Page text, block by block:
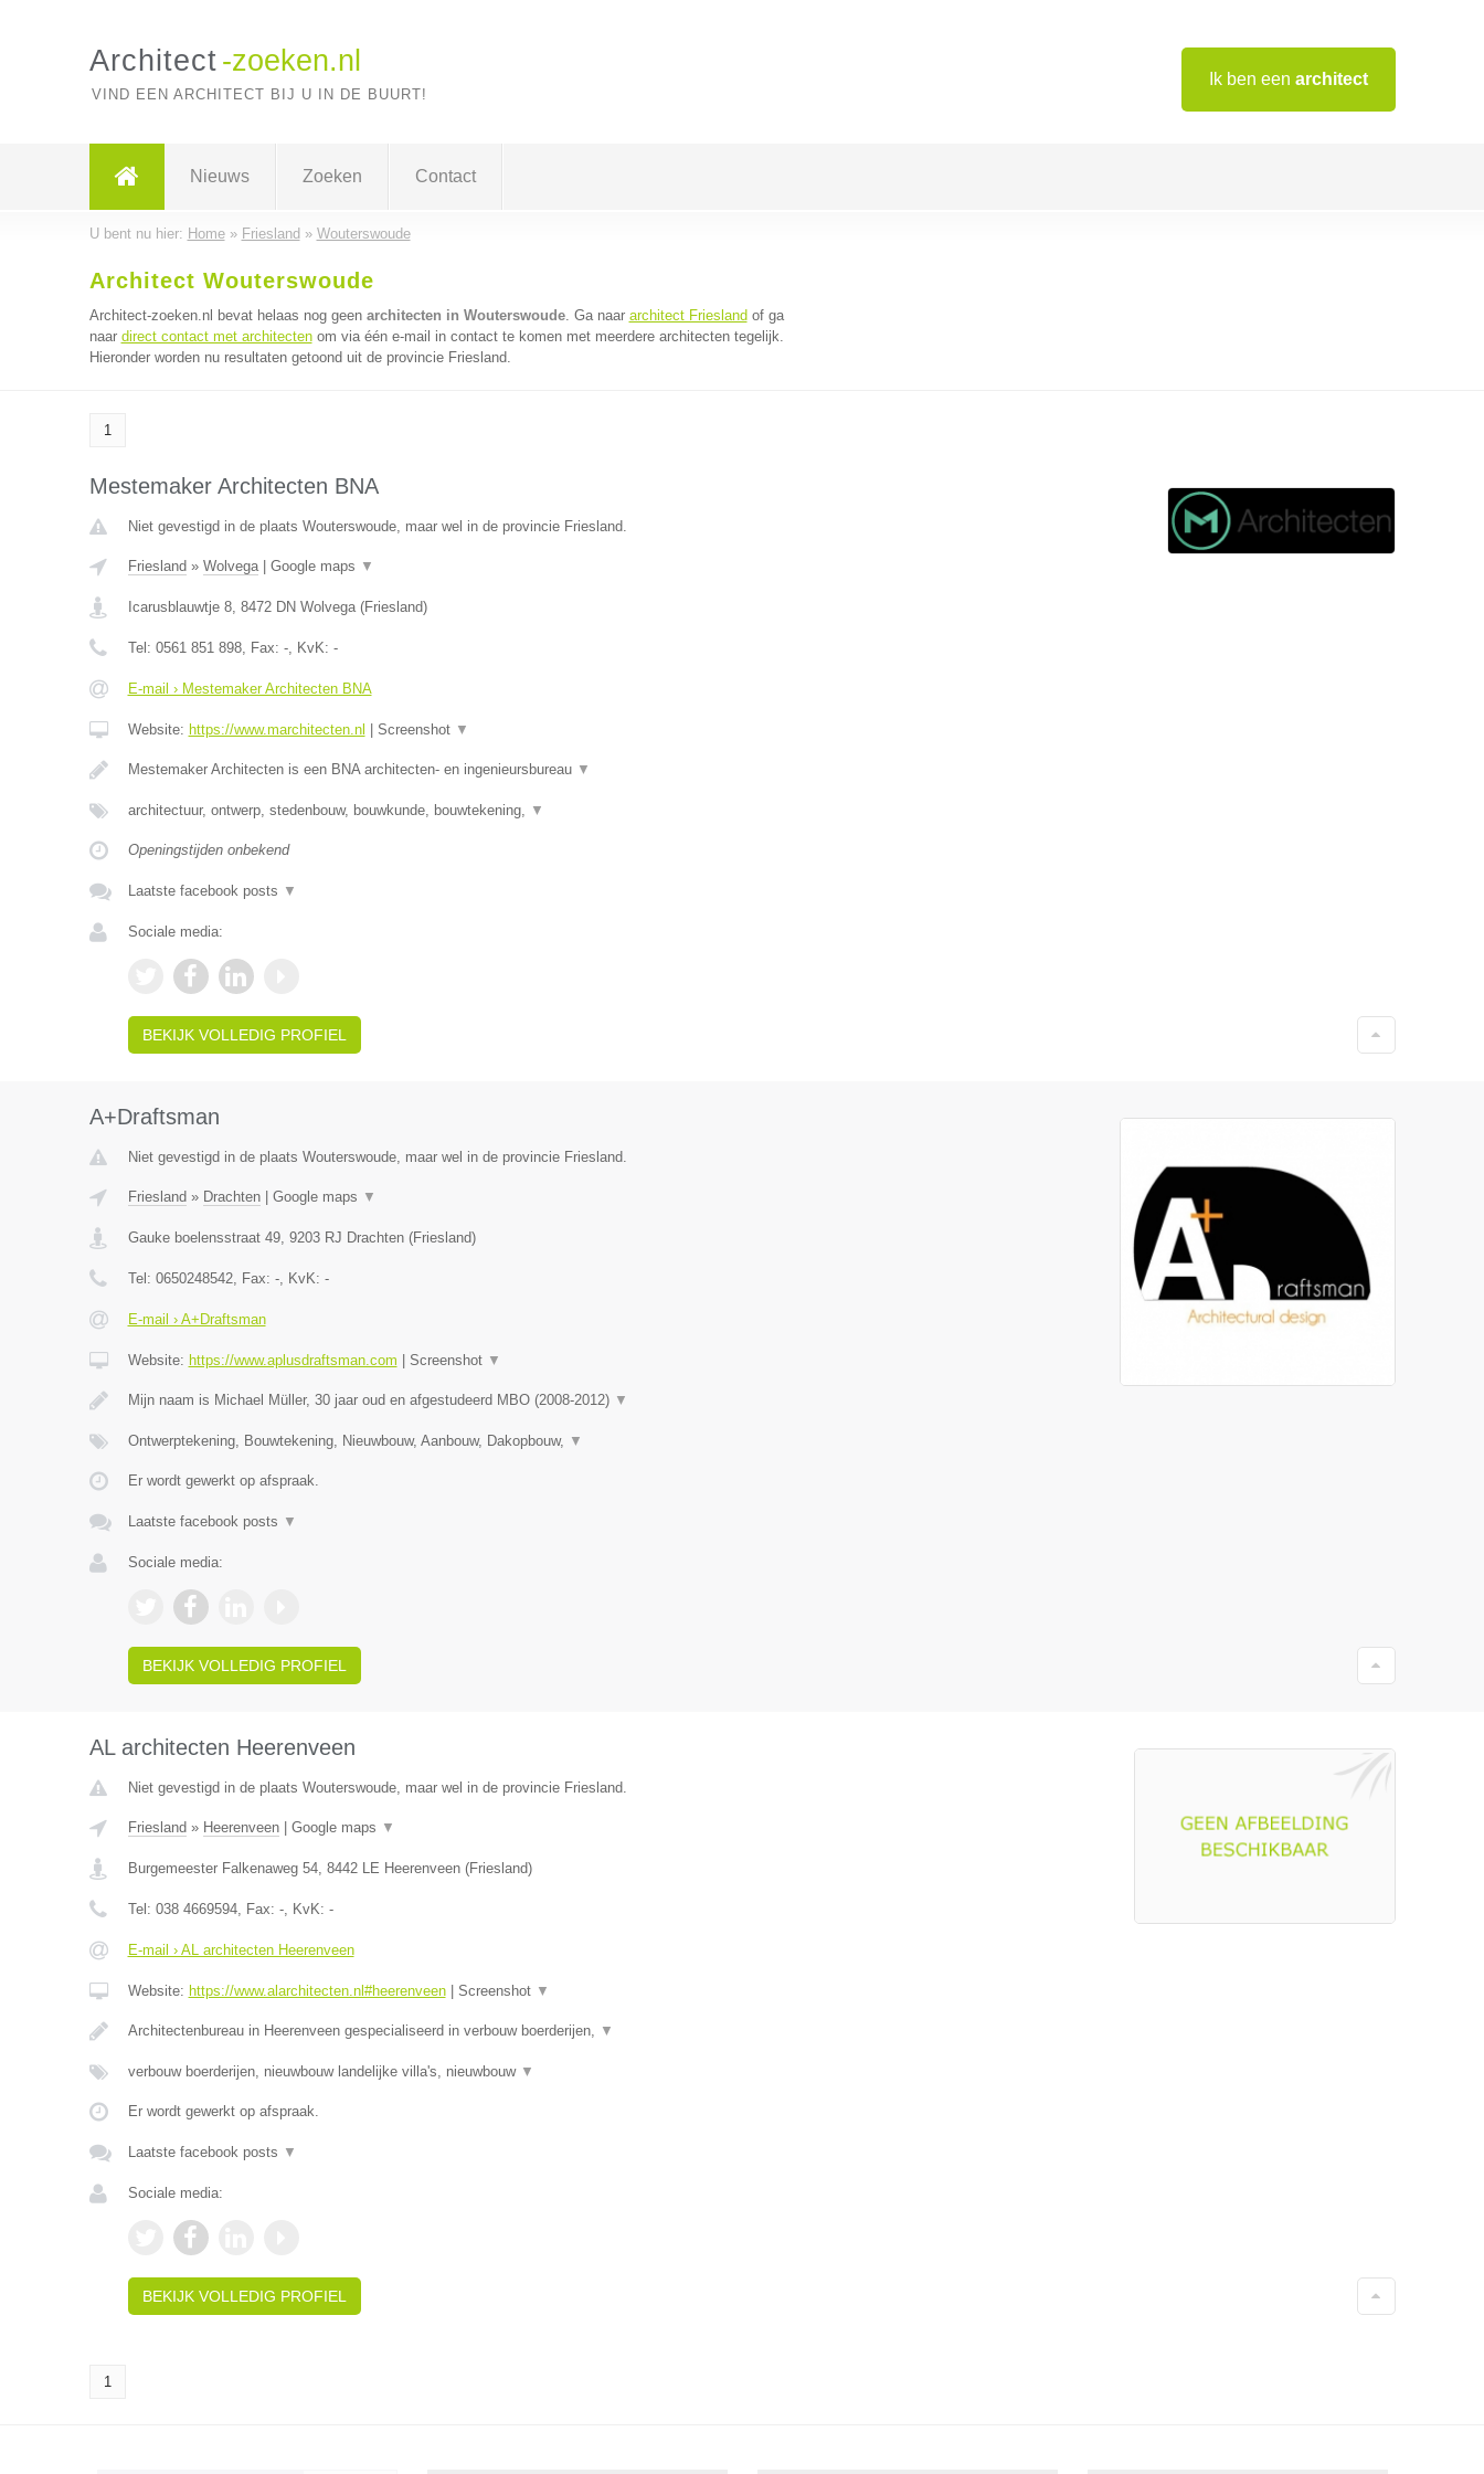
Ik ben een architect
Architect -zoeken.nl
VIND EEN ARCHITECT BIJ U IN DE BUURT!
Nieuws Zoeken Contact
U bent nu hier: Home» Friesland » Wouterswoude
Architect Wouterswoude
Architect-zoeken.nl bevat helaas nog geen architecten in Wouterswoude. Ga naar architect Friesland of ga
naar direct contact met architectenom via één e-mail in contact te komen met meerdere architecten tegelijk.
Hieronder worden nu resultaten getoond uit de provincie Friesland.
1
Mestemaker Architecten BNA
Niet gevestigd in de plaats Wouterswoude, maar wel in de provincie Friesland.
Friesland » Wolvega| Google maps ▼
Icarusblauwtje 8, 8472 DN Wolvega(Friesland)
Tel: 0561 851 898, Fax: -, KvK: -
E-mail › Mestemaker Architecten BNA
Website: https://www.marchitecten.nl Screenshot ▼
Mestemaker Architecten is een BNA architecten- en ingenieursbureau ▼
architectuur, ontwerp, stedenbouw, bouwkunde, bouwtekening, ▼
Openingstijden onbekend
Laatste facebook posts ▼
Sociale media:
BEKIJK VOLLEDIG PROFIEL
A+Draftsman
Niet gevestigd in de plaats Wouterswoude, maar wel in de provincie Friesland.
Friesland » Drachten| Google maps ▼
Gauke boelensstraat 49, 9203 RJ Drachten(Friesland)
Tel: 0650248542, Fax: -, KvK: -
E-mail › A+Draftsman
Website: https://www.aplusdraftsman.com Screenshot ▼
Mijn naam is Michael Müller, 30 jaar oud en afgestudeerd MBO (2008-2012) ▼
Ontwerptekening, Bouwtekening, Nieuwbouw, Aanbouw, Dakopbouw, ▼
Er wordt gewerkt op afspraak.
Laatste facebook posts ▼
Sociale media:
BEKIJK VOLLEDIG PROFIEL
AL architecten Heerenveen
Niet gevestigd in de plaats Wouterswoude, maar wel in de provincie Friesland.
Friesland » Heerenveen| Google maps ▼
Burgemeester Falkenaweg 54, 8442 LE Heerenveen(Friesland)
Tel: 038 4669594, Fax: -, KvK: -
E-mail › AL architecten Heerenveen
Website: https://www.alarchitecten.nl#heerenveen| Screenshot ▼
Architectenbureau in Heerenveen gespecialiseerd in verbouw boerderijen, ▼
verbouw boerderijen, nieuwbouw landelijke villa's, nieuwbouw ▼
Er wordt gewerkt op afspraak.
Laatste facebook posts ▼
Sociale media:
BEKIJK VOLLEDIG PROFIEL
1